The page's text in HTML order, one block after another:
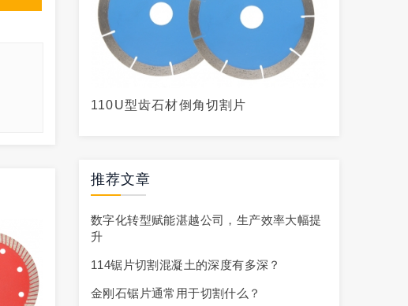
110U型齿石材倒角切割片
推荐文章
数字化转型赋能湛越公司，生产效率大幅提
升
114锯片切割混凝土的深度有多深？
金刚石锯片通常用于切割什么？